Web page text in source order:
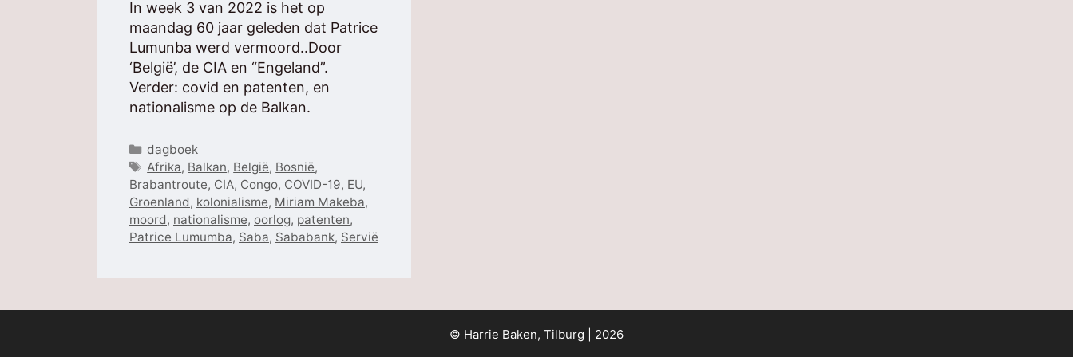
In week 3 van 2022 is het op
maandag 60 jaar geleden dat Patrice
Lumunba werd vermoord..Door
‘België’, de CIA en “Engeland”.
Verder: covid en patenten, en
nationalisme op de Balkan.
Categorieën
dagboek
Tags
Afrika, Balkan, België, Bosnië,
Brabantroute, CIA, Congo, COVID-19, EU,
Groenland, kolonialisme, Miriam Makeba,
moord, nationalisme, oorlog, patenten,
Patrice Lumumba, Saba, Sababank, Servië
© Harrie Baken, Tilburg | 2026